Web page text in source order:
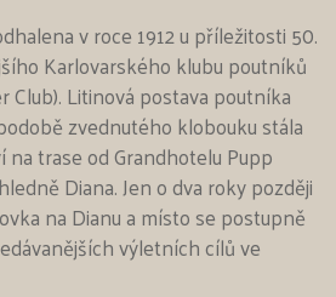
v roce 1912 u příležitosti 50.
Karlovarského klubu poutníků
Club). Litinová postava poutníka
zvednutého klobouku stála
trase od Grandhotelu Pupp
Diana. Jen o dva roky později
na Dianu a místo se postupně
výletních cílů ve